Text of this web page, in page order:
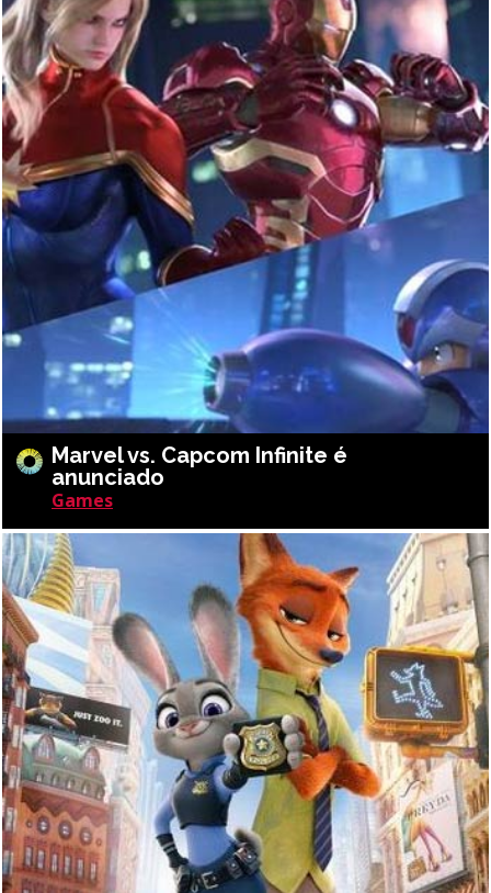
Marvel vs. Capcom Infinite é
anunciado
Games